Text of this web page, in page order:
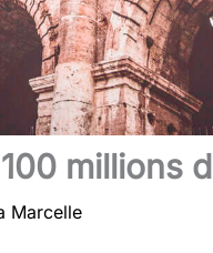
millions
Marcelle